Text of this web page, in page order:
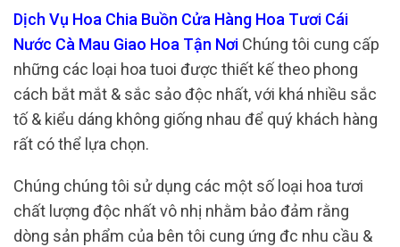
Dịch Vụ Hoa Chia Buồn Cửa Hàng Hoa Tươi Cái
Nước Cà Mau Giao Hoa Tận Nơi Chúng tôi cung cấp
những các loại hoa tuoi được thiết kế theo phong
cách bắt mắt & sắc sảo độc nhất, với khá nhiều sắc
tố & kiểu dáng không giống nhau để quý khách hàng
rất có thể lựa chọn.
Chúng chúng tôi sử dụng các một số loại hoa tươi
chất lượng độc nhất vô nhị nhằm bảo đảm rằng
dòng sản phẩm của bên tôi cung ứng đc nhu cầu &